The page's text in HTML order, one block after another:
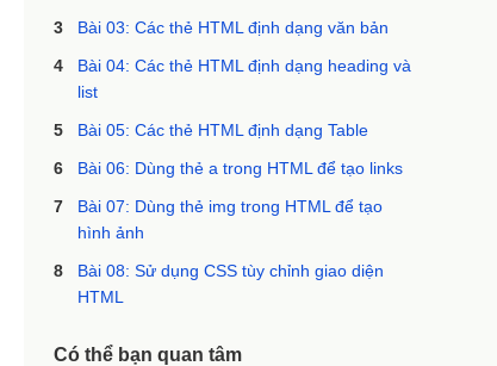
3
Bài 03: Các thẻ HTML định dạng văn bản
4
Bài 04: Các thẻ HTML định dạng heading và
list
5
Bài 05: Các thẻ HTML định dạng Table
6
Bài 06: Dùng thẻ a trong HTML để tạo links
7
Bài 07: Dùng thẻ img trong HTML để tạo
hình ảnh
8
Bài 08: Sử dụng CSS tùy chỉnh giao diện
HTML
Có thể bạn quan tâm